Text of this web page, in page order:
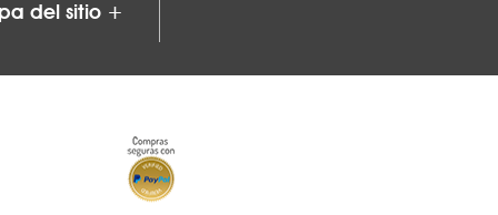
del sitio +